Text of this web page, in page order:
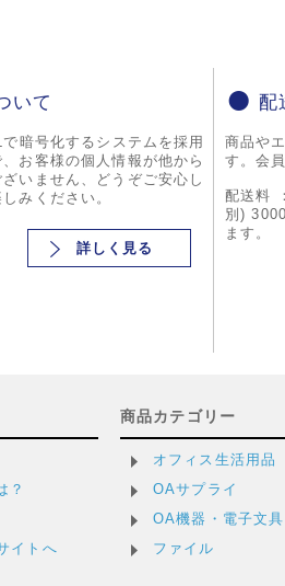
いて
暗号化するシステムを採用
お客様の個人情報が他から
いません、どうぞご安心し
みください。
詳しく見る
配
商品や
す。会
配送料
別)
ます。
？
イトへ
商品カテゴリー
オフィス生活用品
OAサプライ
OA機器・電子文具
ファイル